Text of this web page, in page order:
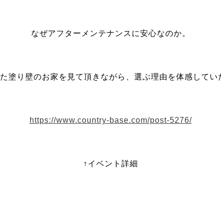
なぜアフターメンテナンスに安心なのか。
塗り壁のお家を見て頂きながら、選ぶ理由を体感してい
https://www.country-base.com/post-5276/
↑イベント詳細